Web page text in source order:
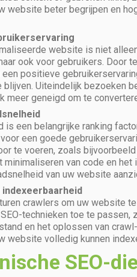
website beter begrijpen en
website is niet
ook voor gebruikers. Door
een positieve
blijven. Uiteindelijk bezoeken
meer geneigd om te
is een belangrijke ranking
een goede
te voeren, zoals
minimaliseren van code en het
van uw website
crawlers om uw website
technieken toe te passen,
en het oplossen van
website volledig kunnen
SEO-